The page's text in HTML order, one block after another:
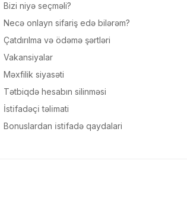
Sifarişi rəsmiləşdir
Alış-verişə davam et
OK
Bizi niyə seçməli?
Necə onlayn sifariş edə bilərəm?
Çatdırılma və ödəmə şərtləri
Vakansiyalar
Məxfilik siyasəti
Tətbiqdə hesabın silinməsi
İsti̇fadəçi̇ təli̇mati
Bonuslardan i̇sti̇fadə qaydalari